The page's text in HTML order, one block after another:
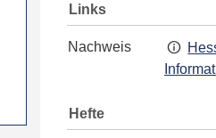
Links
Nachweis
Hefte